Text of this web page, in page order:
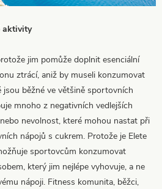
aktivity
jim pomůže doplnit esenciální
ztrácí, aniž by museli konzumovat
jsou běžné ve většině sportovních
mnoho z negativních vedlejších
nevolnost, které mohou nastat při
nápojů s cukrem. Protože je Elete
sportovcům konzumovat
který jim nejlépe vyhovuje, a ne
nápoji. Fitness komunita, běžci,